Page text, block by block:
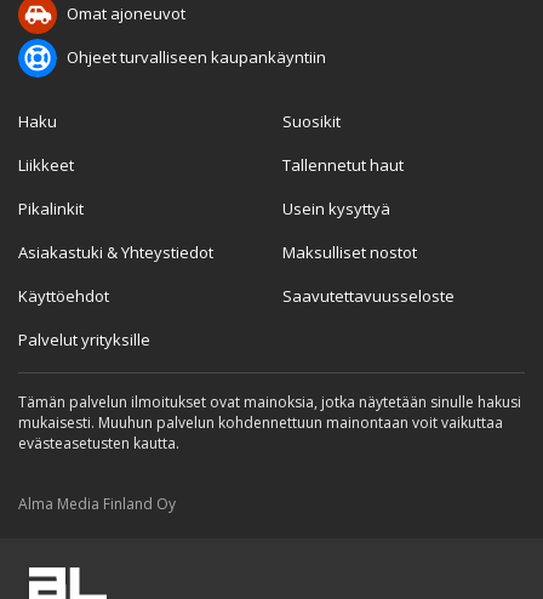
Omat ajoneuvot
Ohjeet turvalliseen kaupankäyntiin
Haku
Liikkeet
Pikalinkit
Asiakastuki & Yhteystiedot
Käyttöehdot
Palvelut yrityksille
Suosikit
Tallennetut haut
Usein kysyttyä
Maksulliset nostot
Saavutettavuusseloste
Tämän palvelun ilmoitukset ovat mainoksia, jotka näytetään sinulle hakusi
mukaisesti. Muuhun palvelun kohdennettuun mainontaan voit vaikuttaa
evästeasetusten kautta.
Alma Media Finland Oy